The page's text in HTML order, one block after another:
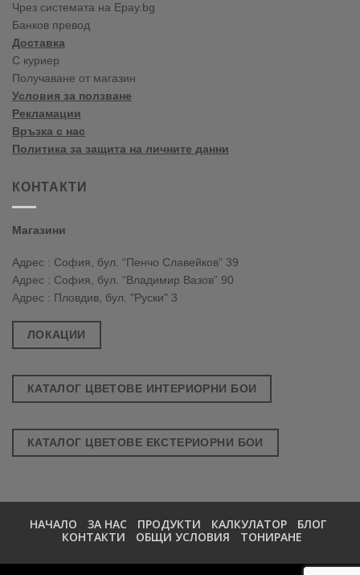
Чрез системата на Epay.bg
Банков превод
Доставка
С куриер
Получаване от магазин
Условия за ползване
Рекламации
Връзка с нас
Политика за защита на личните данни
КОНТАКТИ
Магазини
Адрес : София, бул. “Пенчо Славейков” 39
Адрес : София, бул. “Владимир Вазов” 90
Адрес : Пловдив, бул. "Руски" 3
ЛОКАЦИИ
КАТАЛОГ ЦВЕТОВЕ ИНТЕРИОРНИ БОИ
КАТАЛОГ ЦВЕТОВЕ ЕКСТЕРИОРНИ БОИ
НАЧАЛО ЗА НАС ПРОДУКТИ КАЛКУЛАТОР
БЛОГ
КОНТАКТИ
ОБЩИ УСЛОВИЯ ТОНИРАНЕ